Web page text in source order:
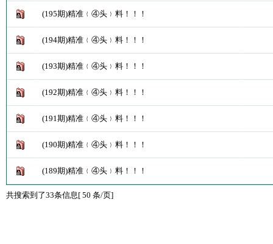
(195期)精准﹛④头﹜料！！！
(194期)精准﹛④头﹜料！！！
(193期)精准﹛④头﹜料！！！
(192期)精准﹛④头﹜料！！！
(191期)精准﹛④头﹜料！！！
(190期)精准﹛④头﹜料！！！
(189期)精准﹛④头﹜料！！！
共搜索到了33条信息[ 50 条/页]